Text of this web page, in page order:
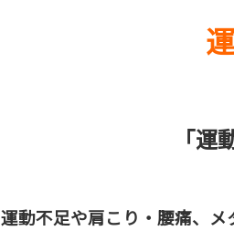
「
運動不足や肩こり・腰痛、メ